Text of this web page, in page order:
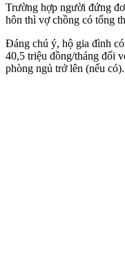
Trường hợp người đứng
hôn thì vợ chồng có tổng
Đáng chú ý, hộ gia đình
40,5 triệu đồng/tháng đối
phòng ngủ trở lên (nếu có).